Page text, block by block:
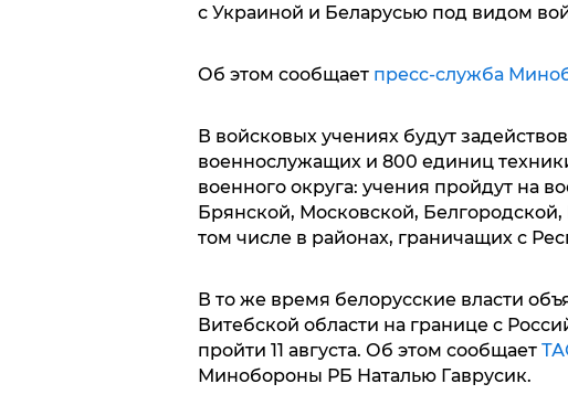
с Украиной и Беларусью под видом
Об этом сообщает пресс-служба
В войсковых учениях будут
военнослужащих и 800 единиц
военного округа: учения пройдут на
Брянской, Московской,
том числе в районах, граничащих с
В то же время белорусские власти
Витебской области на границе с
пройти 11 августа. Об этом сообщает
Минобороны РБ Наталью Гаврусик.